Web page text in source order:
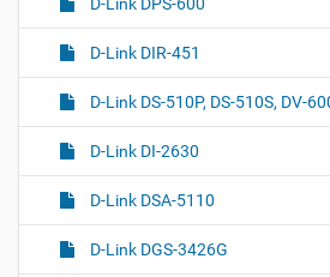
D-Link DIR-451
D-Link DS-510P, DS-510S, DV-
D-Link DI-2630
D-Link DSA-5110
D-Link DGS-3426G